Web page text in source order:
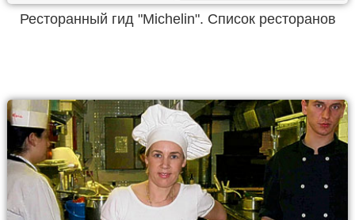
Ресторанный гид "Michelin". Список ресторанов